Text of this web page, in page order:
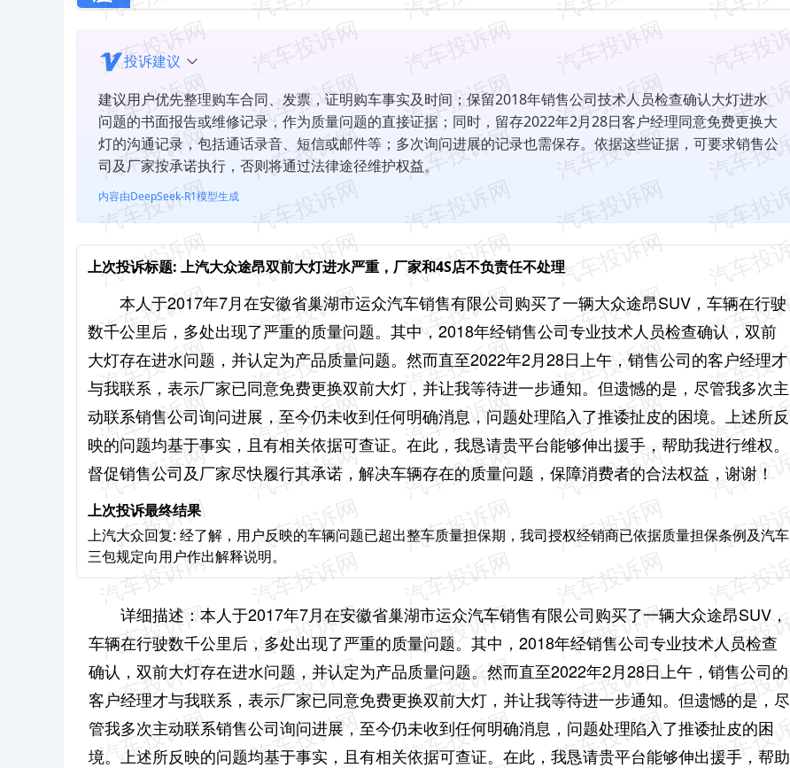
投诉建议
建议用户优先整理购车合同、发票，证明购车事实及时间；保留2018年销售公司技术人员检查确认大灯进水
问题的书面报告或维修记录，作为质量问题的直接证据；同时，留存2022年2月28日客户经理同意免费更换大
灯的沟通记录，包括通话录音、短信或邮件等；多次询问进展的记录也需保存。依据这些证据，可要求销售公
司及厂家按承诺执行，否则将通过法律途径维护权益。
内容由DeepSeek-R1模型生成
上次投诉标题: 上汽大众途昂双前大灯进水严重，厂家和4S店不负责任不处理
本人于2017年7月在安徽省巢湖市运众汽车销售有限公司购买了一辆大众途昂SUV，车辆在行驶
数千公里后，多处出现了严重的质量问题。其中，2018年经销售公司专业技术人员检查确认，双前
大灯存在进水问题，并认定为产品质量问题。然而直至2022年2月28日上午，销售公司的客户经理才
与我联系，表示厂家已同意免费更换双前大灯，并让我等待进一步通知。但遗憾的是，尽管我多次主
动联系销售公司询问进展，至今仍未收到任何明确消息，问题处理陷入了推诿扯皮的困境。上述所反
映的问题均基于事实，且有相关依据可查证。在此，我恳请贵平台能够伸出援手，帮助我进行维权。
督促销售公司及厂家尽快履行其承诺，解决车辆存在的质量问题，保障消费者的合法权益，谢谢！
上次投诉最终结果
上汽大众回复: 经了解，用户反映的车辆问题已超出整车质量担保期，我司授权经销商已依据质量担保条例及汽车
三包规定向用户作出解释说明。
详细描述：本人于2017年7月在安徽省巢湖市运众汽车销售有限公司购买了一辆大众途昂SUV，
车辆在行驶数千公里后，多处出现了严重的质量问题。其中，2018年经销售公司专业技术人员检查
确认，双前大灯存在进水问题，并认定为产品质量问题。然而直至2022年2月28日上午，销售公司的
客户经理才与我联系，表示厂家已同意免费更换双前大灯，并让我等待进一步通知。但遗憾的是，尽
管我多次主动联系销售公司询问进展，至今仍未收到任何明确消息，问题处理陷入了推诿扯皮的困
境。上述所反映的问题均基于事实，且有相关依据可查证。在此，我恳请贵平台能够伸出援手，帮助